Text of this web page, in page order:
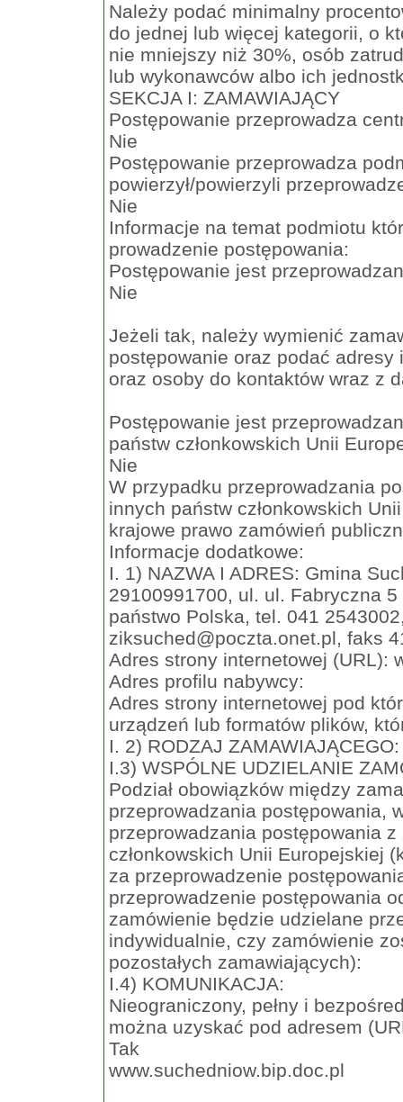
Należy podać minimalny
do jednej lub więcej kategorii, o
nie mniejszy niż 30%, osób
lub wykonawców albo ich
SEKCJA I: ZAMAWIAJĄCY
Postępowanie przeprowadza
Nie
Postępowanie przeprowadza
powierzył/powierzyli
Nie
Informacje na temat podmiotu
prowadzenie postępowania:
Postępowanie jest
Nie
Jeżeli tak, należy wymienić
postępowanie oraz podać
oraz osoby do kontaktów wraz z
Postępowanie jest
państw członkowskich Unii
Nie
W przypadku przeprowadzania
innych państw członkowskich
krajowe prawo zamówień
Informacje dodatkowe:
I. 1) NAZWA I ADRES: Gmina
29100991700, ul. ul. Fabryczna
państwo Polska, tel. 041
ziksuched@poczta.onet.pl, faks
Adres strony internetowej (URL):
Adres profilu nabywcy:
Adres strony internetowej pod
urządzeń lub formatów plików,
I. 2) RODZAJ
I.3) WSPÓLNE UDZIELANIE
Podział obowiązków między
przeprowadzania postępowania,
przeprowadzania postępowania
członkowskich Unii Europejskiej
za przeprowadzenie
przeprowadzenie postępowania
zamówienie będzie udzielane
indywidualnie, czy zamówienie
pozostałych zamawiających):
I.4) KOMUNIKACJA:
Nieograniczony, pełny i
można uzyskać pod adresem
Tak
www.suchedniow.bip.doc.pl